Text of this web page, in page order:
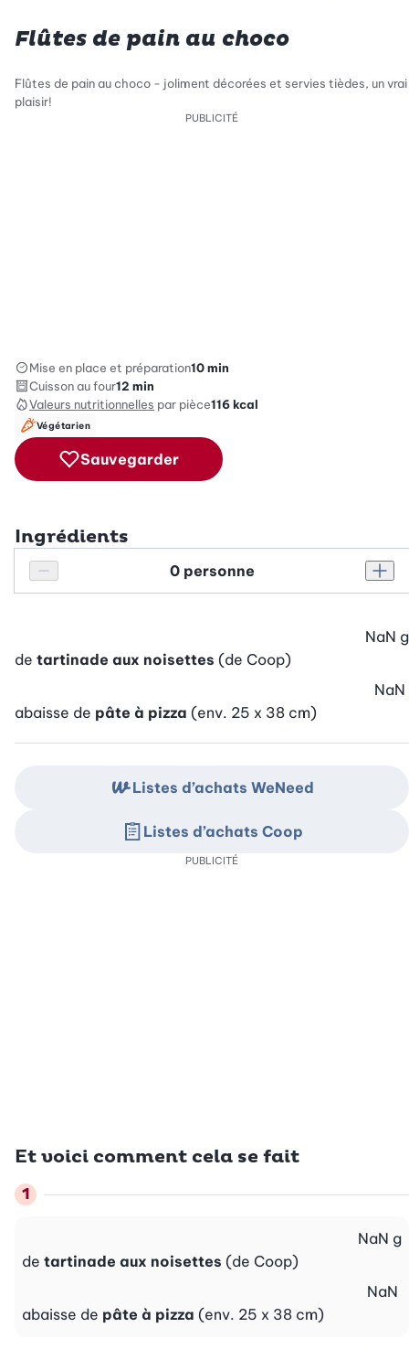
Flûtes de pain au choco
Flûtes de pain au choco - joliment décorées et servies tièdes, un vrai
plaisir!
PUBLICITÉ
Mise en place et préparation10 min
Cuisson au four12 min
Valeurs nutritionnelles par pièce116kcal
Végétarien
Sauvegarder
Ingrédients
Réduire le nombre de personnes
Personnes
de tartinade aux noisettes (de Coop)
NaN g
abaisse de pâte à pizza (env. 25 x 38 cm)
NaN
Et voici comment cela se fait
de tartinade aux noisettes (de Coop)
NaN g
abaisse de pâte à pizza (env. 25 x 38 cm)
NaN
Listes d’achats WeNeed
Listes d’achats Coop
PUBLICITÉ